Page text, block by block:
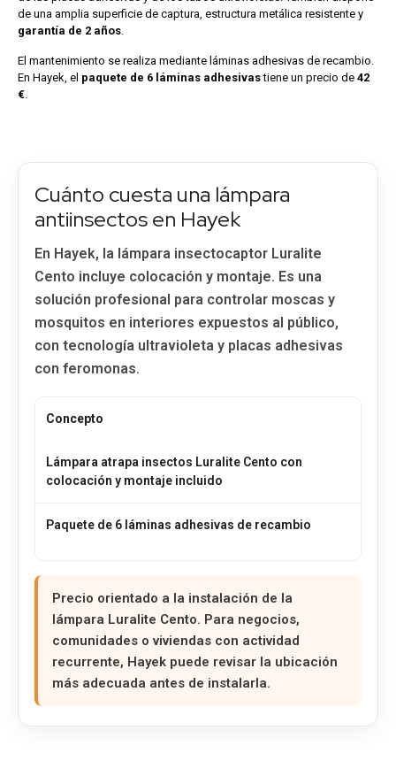
de una amplia superficie de captura, estructura metálica resistente y
garantía de 2 años.
El mantenimiento se realiza mediante láminas adhesivas de recambio.
En Hayek, el paquete de 6 láminas adhesivastiene un precio de 42
€.
Cuánto cuesta una lámpara
antiinsectos en Hayek
En Hayek, la lámpara insectocaptor Luralite
Cento incluye colocación y montaje. Es una
solución profesional para controlar moscas y
mosquitos en interiores expuestos al público,
con tecnología ultravioleta y placas adhesivas
con feromonas.
Concepto
Lámpara atrapa insectos Luralite Cento con
colocación y montaje incluido
Paquete de 6 láminas adhesivas de recambio
Precio orientado a la instalación de la
lámpara Luralite Cento. Para negocios,
comunidades o viviendas con actividad
recurrente, Hayek puede revisar la ubicación
más adecuada antes de instalarla.